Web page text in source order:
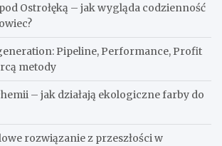
Ostrołęką – jak wygląda codzienność
Pipeline, Performance, Profit
metody
– jak działają ekologiczne farby do
rozwiązanie z przeszłości w